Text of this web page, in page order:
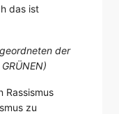
das ist
der
Rassismus
zu